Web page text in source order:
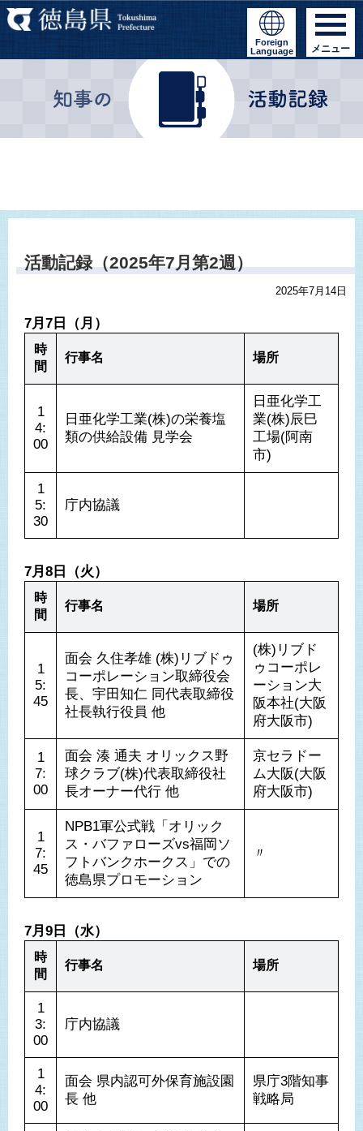
Foreign
Language
メニュー
活動記録（2025年7月第2週）
2025年7月14日
7月7日（月）
時
間
行事名 場所
1
4:
00
日亜化学工業(株)の栄養塩
類の供給設備 見学会
日亜化学工
業(株)辰巳
工場(阿南
市)
1
5:
30
庁内協議
7月8日（火）
時
間
行事名 場所
1
5:
45
面会 久住孝雄 (株)リブドゥ
コーポレーション取締役会
長、宇田知仁 同代表取締役
社長執行役員 他
(株)リブド
ゥコーポレ
ーション大
阪本社(大阪
府大阪市)
1
7:
00
面会 湊 通夫 オリックス野
球クラブ(株)代表取締役社
長オーナー代行 他
京セラドー
ム大阪(大阪
1
7:
45
NPB1軍公式戦「オリック
ス・バファローズvs福岡ソ
フトバンクホークス」での
徳島県プロモーション
〃
7月9日（水）
時
間
行事名 場所
1
3:
00
庁内協議
1
4:
00
面会 県内認可外保育施設園
県庁3階知事
戦略局